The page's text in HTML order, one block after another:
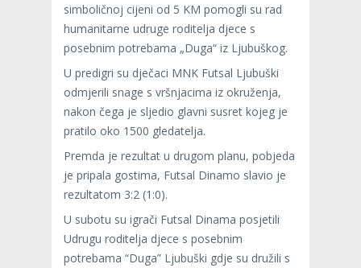
simboličnoj cijeni od 5 KM pomogli su rad
humanitarne udruge roditelja djece s
posebnim potrebama „Duga“ iz Ljubuškog.
U predigri su dječaci MNK Futsal Ljubuški
odmjerili snage s vršnjacima iz okruženja,
nakon čega je sljedio glavni susret kojeg je
pratilo oko 1500 gledatelja.
Premda je rezultat u drugom planu, pobjeda
je pripala gostima, Futsal Dinamo slavio je
rezultatom 3:2 (1:0).
U subotu su igrači Futsal Dinama posjetili
Udrugu roditelja djece s posebnim
potrebama “Duga” Ljubuški gdje su družili s